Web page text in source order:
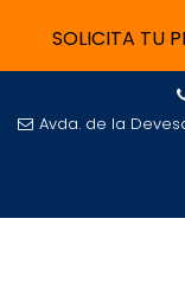
Avda. de la
SOLICITA TU